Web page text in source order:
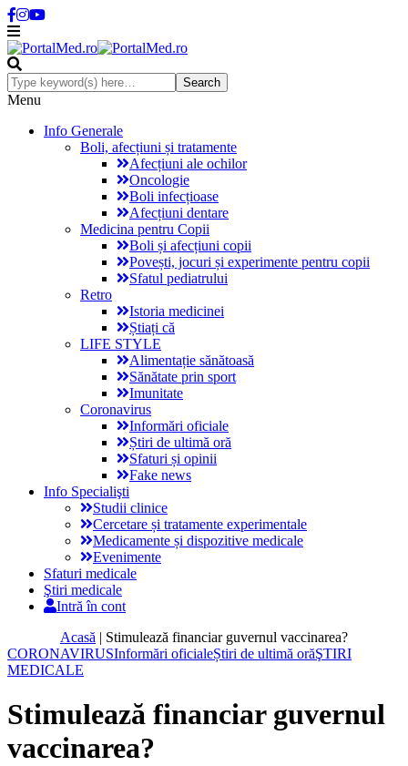
Menu
Info Generale
Boli, afecțiuni și tratamente
Afecțiuni ale ochilor
Oncologie
Boli infecțioase
Afecțiuni dentare
Medicina pentru Copii
Boli și afecțiuni copii
Povești, jocuri și experimente pentru copii
Sfatul pediatrului
Retro
Istoria medicinei
Știați că
LIFE STYLE
Alimentație sănătoasă
Sănătate prin sport
Imunitate
Coronavirus
Informări oficiale
Știri de ultimă oră
Sfaturi și opinii
Fake news
Info Specialişti
Studii clinice
Cercetare și tratamente experimentale
Medicamente și dispozitive medicale
Evenimente
Sfaturi medicale
Ştiri medicale
Intră în cont
Acasă | Stimulează financiar guvernul vaccinarea?
CORONAVIRUSInformări oficialeȘtiri de ultimă orăŞTIRI
MEDICALE
Stimulează financiar guvernul
vaccinarea?